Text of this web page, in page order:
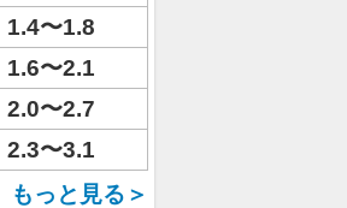
1.4〜1.8
1.6〜2.1
2.0〜2.7
2.3〜3.1
もっと見る＞